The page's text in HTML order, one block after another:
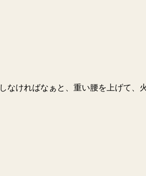
なければなぁと、重い腰を上げて、